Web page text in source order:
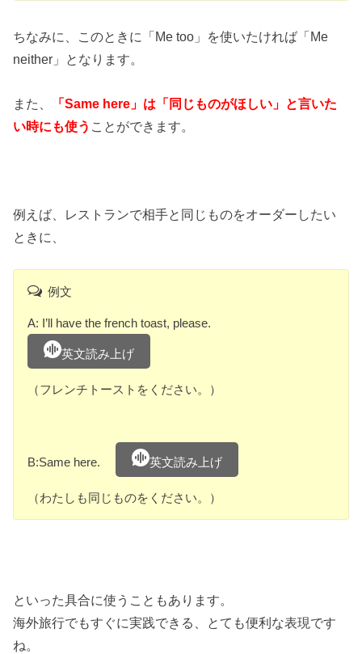
ちなみに、このときに「Me too」を使いたければ「Me
neither」となります。
また、
「Same here」は「同じものがほしい」と言いた
い時にも使う ことができます。
例えば、レストランで相手と同じものをオーダーしたい
ときに、
例文
A: I’ll have the french toast, please.
英文読み上げ
（フレンチトーストをください。）
B:Same here. 英文読み上げ
（わたしも同じものをください。）
といった具合に使うこともあります。
海外旅行でもすぐに実践できる、とても便利な表現です
ね。